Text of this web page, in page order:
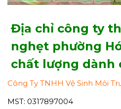
Địa chỉ công ty
nghẹt phường
chất lượng dành
Công Ty TNHH Vệ Sinh Môi
MST: 0317897004